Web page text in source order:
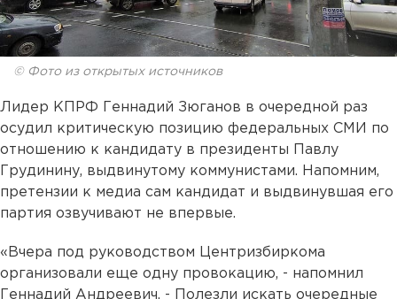
© Фото из открытых источников
Лидер КПРФ Геннадий Зюганов в очередной раз
осудил критическую позицию федеральных СМИ по
отношению к кандидату в президенты Павлу
Грудинину, выдвинутому коммунистами. Напомним,
претензии к медиа сам кандидат и выдвинувшая его
партия озвучивают не впервые.
«Вчера под руководством Центризбиркома
организовали еще одну провокацию, - напомнил
Геннадий Андреевич. - Полезли искать очередные